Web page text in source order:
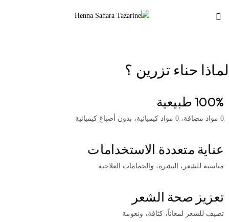
لماذا حناء تزرين ؟
100% طبيعية
0 مواد مضافة، 0 مواد كيميائية، بدون أصباغ كيميائية
عناية متعددة الاستخدامات
مناسبة للشعر، البشرة، والحمامات العلاجية
تعزيز صحة الشعر
تضيف للشعر لمعاناً، كثافة، ونعومة